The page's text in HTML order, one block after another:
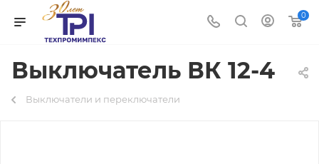
0
Выключатель ВК 12-4
Выключатели и переключатели